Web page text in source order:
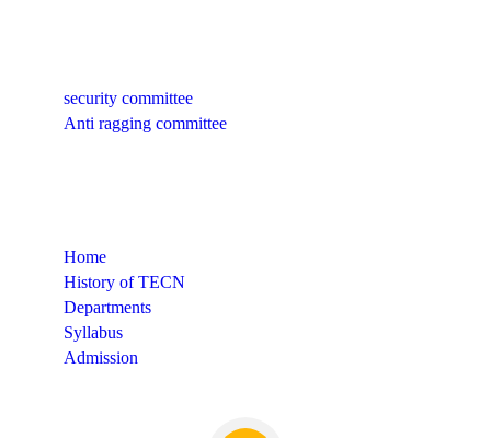
security committee
Anti ragging committee
Home
History of TECN
Departments
Syllabus
Admission